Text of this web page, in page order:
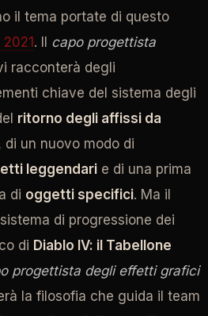
il tema portate di questo
. Il capo progettista
racconterà degli
chiave del sistema degli
ritorno degli affissi da
di un nuovo modo di
leggendari e di una prima
di oggetti specifici. Ma il
di progressione dei
di Diablo IV: il Tabellone
progettista degli effetti grafici
la filosofia che guida il team